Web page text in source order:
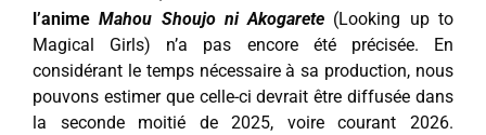
l’animeMahou Shoujo ni Akogarete (Looking up to
Magical Girls) n’a pas encore été précisée. En
considérant le temps nécessaire à sa production, nous
pouvons estimer que celle-ci devrait être diffusée dans
la seconde moitié de 2025, voire courant 2026.